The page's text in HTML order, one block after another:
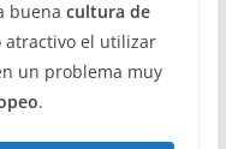
buena cultura de
atractivo el utilizar
un problema muy
.